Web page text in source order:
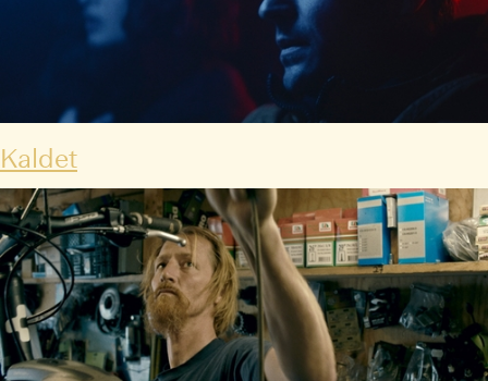
Kaldet